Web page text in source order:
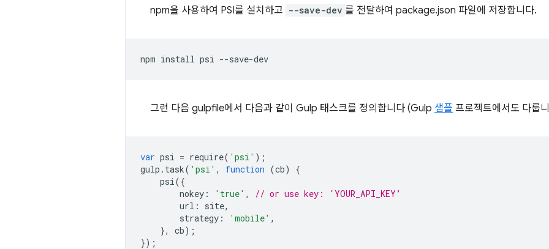
npm을 사용하여 PSI를 설치하고 --save-dev 를 전달하여 package.json 파일에 저장합니다.
npm install psi
그런 다음 gulpfile에서 다음과 같이 Gulp 태스크를 정의합니다 (Gulp 샘플 프로젝트에서도 다룹
var psi = require( 'psi' );
gulp . task( 'psi' , function (cb)
{
psi({
nokey : 'true' ,
// or use key: ‘YOUR_API_KEY’
url : site,
strategy : 'mobile' ,
},
cb);
});